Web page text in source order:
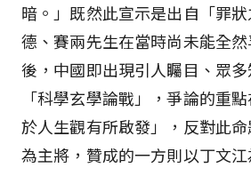
暗。」既然此宣示是出自「罪
德、賽兩先生在當時尚未能全
後，中國即出現引人矚目、眾
「科學玄學論戰」，爭論的重
於人生觀有所啟發」，反對此
為主將，贊成的一方則以丁文江